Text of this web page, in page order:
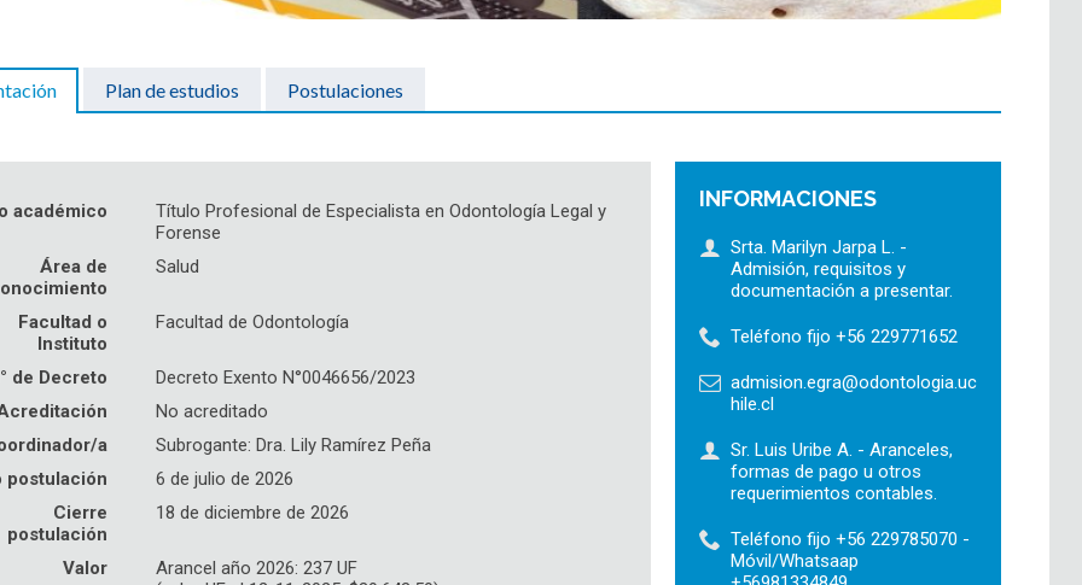
Plan de estudios Postulaciones
INFORMACIONES
Srta. Marilyn Jarpa L. -
Admisión, requisitos y
documentación a presentar.
Teléfono fijo +56 229771652
admision.egra@odontologia.uc
hile.cl
Sr. Luis Uribe A. - Aranceles,
formas de pago u otros
requerimientos contables.
Teléfono fijo +56 229785070 -
Móvil/Whatsaap
académico
Título Profesional de Especialista en Odontología Legal y
Forense
Área de
Salud
Facultad o
Instituto
Facultad de Odontología
de Decreto
Decreto Exento N°0046656/2023
No acreditado
a
Subrogante: Dra. Lily Ramírez Peña
postulación
6 de julio de 2026
Cierre
postulación
18 de diciembre de 2026
Valor
Arancel año 2026: 237 UF